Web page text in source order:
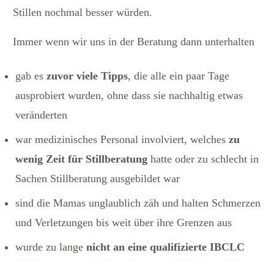
Stillen nochmal besser würden.
Immer wenn wir uns in der Beratung dann unterhalten
gab es zuvor viele Tipps, die alle ein paar Tage
ausprobiert wurden, ohne dass sie nachhaltig etwas
veränderten
war medizinisches Personal involviert, welches zu
wenig Zeit für Stillberatung hatte oder zu schlecht in
Sachen Stillberatung ausgebildet war
sind die Mamas unglaublich zäh und halten Schmerzen
und Verletzungen bis weit über ihre Grenzen aus
wurde zu lange nicht an eine qualifizierte IBCLC